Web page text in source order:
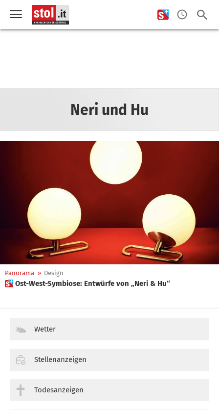
Neri und Hu
Panorama » Design
 Ost-West-Symbiose: Entwürfe von „Neri & Hu“
Wetter
Stellenanzeigen
Todesanzeigen